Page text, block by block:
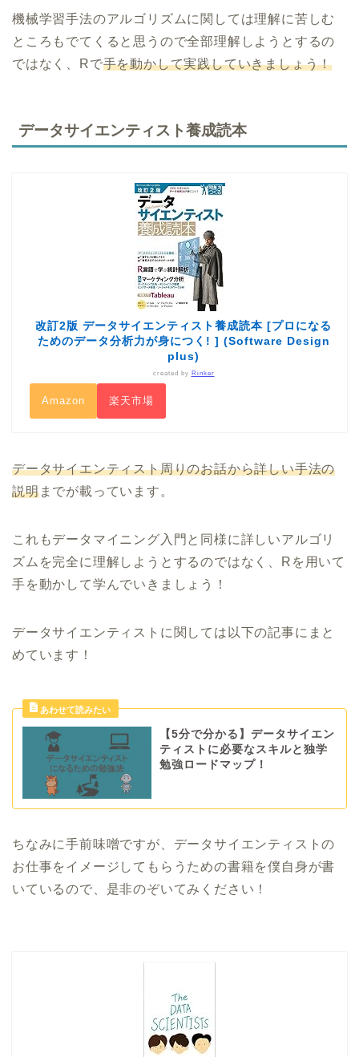
機械学習手法のアルゴリズムに関しては理解に苦しむ
ところもでてくると思うので全部理解しようとするの
ではなく、Rで手を動かして実践していきましょう！
データサイエンティスト養成読本
改訂2版 データサイエンティスト養成読本 [プロになる
ためのデータ分析力が身につく! ] (Software Design
plus)
created by Rinker
Amazon 楽天市場
データサイエンティスト周りのお話から詳しい手法の
説明までが載っています。
これもデータマイニング入門と同様に詳しいアルゴリ
ズムを完全に理解しようとするのではなく、Rを用いて
手を動かして学んでいきましょう！
データサイエンティストに関しては以下の記事にまと
めています！
【5分で分かる】データサイエン
ティストに必要なスキルと独学
勉強ロードマップ！
ちなみに手前味噌ですが、データサイエンティストの
お仕事をイメージしてもらうための書籍を僕自身が書
いているので、是非のぞいてみください！